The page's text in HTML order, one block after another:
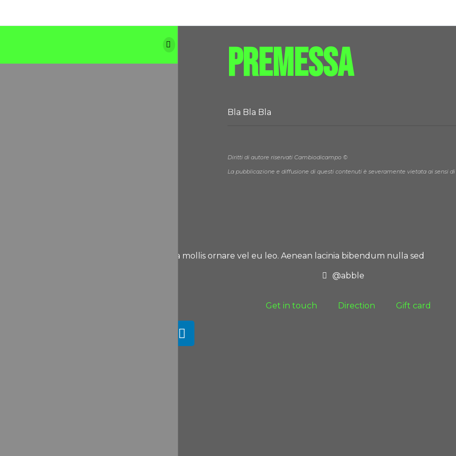
Premessa
Bla Bla Bla
Diritti di autore riservati Cambiodicampo ©
La pubblicazione e diffusione di questi contenuti è severamente vietata ai sensi
Nullam quis risus eget urna mollis ornare vel eu leo. Aenean lacinia bibendum nulla sed
@abble
Get in touch Direction Gift card